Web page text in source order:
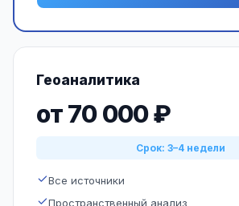
Геоаналитика
от 70 000 ₽
Срок: 3–4 недели
Все источники
Пространственный анализ